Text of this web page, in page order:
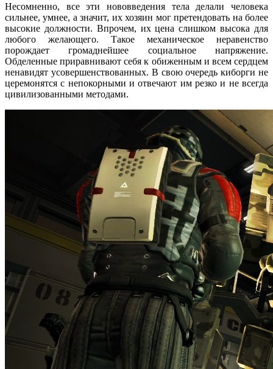
Несомненно, все эти нововведения тела делали человека
сильнее, умнее, а значит, их хозяин мог претендовать на более
высокие должности. Впрочем, их цена слишком высока для
любого желающего. Такое механическое неравенство
порождает громаднейшее социальное напряжение.
Обделенные приравнивают себя к обиженным и всем сердцем
ненавидят усовершенствованных. В свою очередь киборги не
церемонятся с непокорными и отвечают им резко и не всегда
цивилизованными методами.